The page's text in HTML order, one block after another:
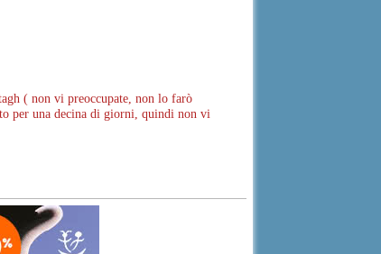
( non vi preoccupate, non lo farò
per una decina di giorni, quindi non vi